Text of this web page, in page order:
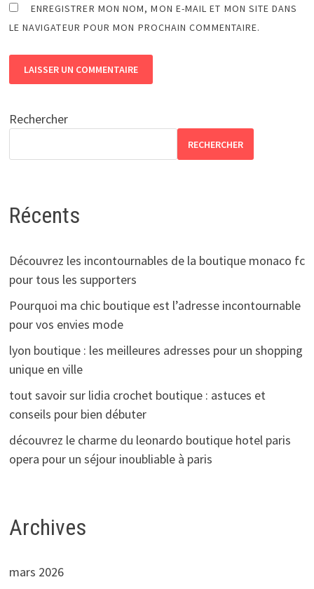
ENREGISTRER MON NOM, MON E-MAIL ET MON SITE DANS
LE NAVIGATEUR POUR MON PROCHAIN COMMENTAIRE.
Rechercher
RECHERCHER
Récents
Découvrez les incontournables de la boutique monaco fc
pour tous les supporters
Pourquoi ma chic boutique est l’adresse incontournable
pour vos envies mode
lyon boutique : les meilleures adresses pour un shopping
unique en ville
tout savoir sur lidia crochet boutique : astuces et
conseils pour bien débuter
découvrez le charme du leonardo boutique hotel paris
opera pour un séjour inoubliable à paris
Archives
mars 2026